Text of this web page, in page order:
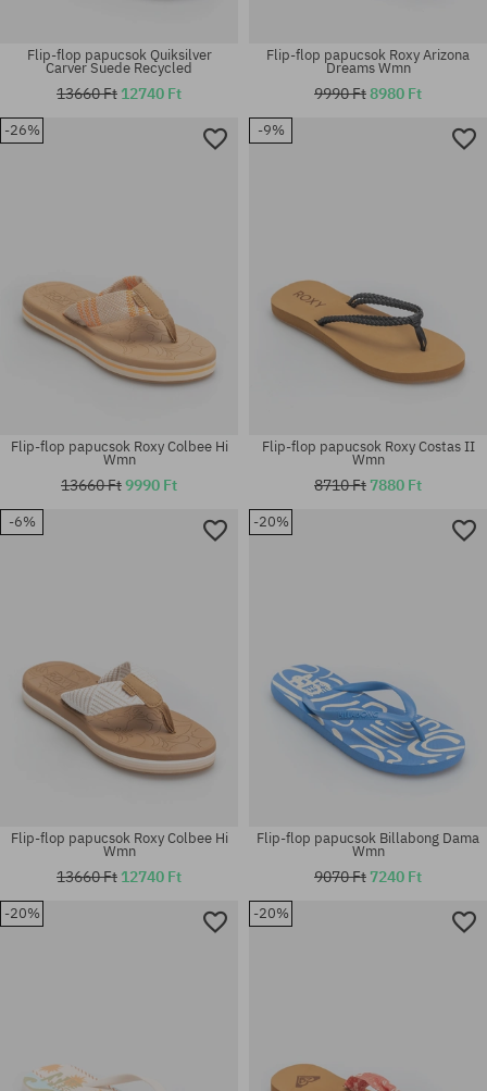
Elérhető méretek:
Elérhető méretek:
Elérhető méretek:
Flip-flop papucsok Quiksilver
Carver Suede Recycled
13660 Ft 12740 Ft
Elérhető méretek:
Flip-flop papucsok Roxy Arizona
Dreams Wmn
9990 Ft8980 Ft
-26%
Elérhető méretek:
Flip-flop papucsok Roxy Colbee Hi
Wmn
13660 Ft9990 Ft
-9%
Elérhető méretek:
Flip-flop papucsok Roxy Costas II
Wmn
8710 Ft 7880 Ft
-6%
Flip-flop papucsok Roxy Colbee Hi
Wmn
13660 Ft 12740 Ft
-20%
Flip-flop papucsok Billabong Dama
Wmn
9070 Ft 7240 Ft
-20% -20%